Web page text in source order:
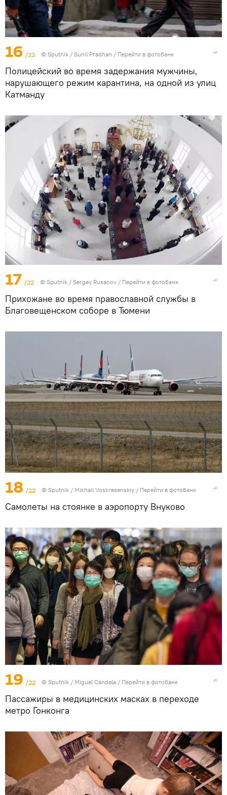
16 /22 © Sputnik / Sunil Pradhan / Перейти в фотобанк
Полицейский во время задержания мужчины,
нарушающего режим карантина, на одной из улиц
Катманду
17 /22 © Sputnik / Sergey Rusanov / Перейти в фотобанк
Прихожане во время православной службы в
Благовещенском соборе в Тюмени
18 /22 © Sputnik / Mikhail Voskresenskiy / Перейти в фотобанк
Самолеты на стоянке в аэропорту Внуково
19 /22 © Sputnik / Miguel Сandеla / Перейти в фотобанк
Пассажиры в медицинских масках в переходе
метро Гонконга